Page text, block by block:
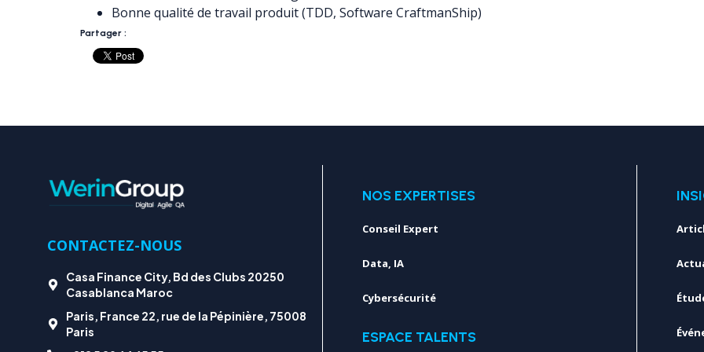
Bonne qualité de travail produit (TDD, Software CraftmanShip)
Partager :
CONTACTEZ-NOUS
Casa Finance City, Bd des Clubs 20250
Casablanca Maroc
Paris, France 22, rue de la Pépinière, 75008
Paris
NOS EXPERTISES
Conseil Expert
Data, IA
Cybersécurité
ESPACE TALENTS